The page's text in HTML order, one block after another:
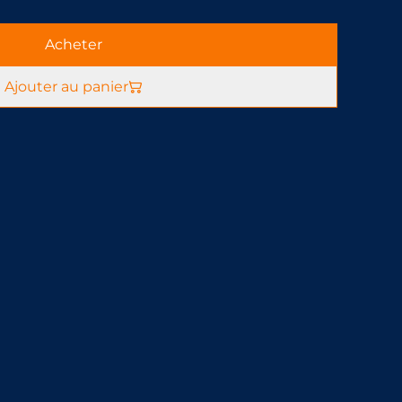
Acheter
Ajouter au panier